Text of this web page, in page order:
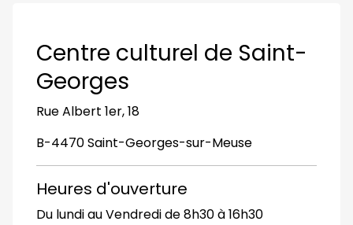
Centre culturel de Saint-
Georges
Rue Albert 1er, 18
B-4470 Saint-Georges-sur-Meuse
Heures d'ouverture
Du lundi au Vendredi de 8h30 à 16h30